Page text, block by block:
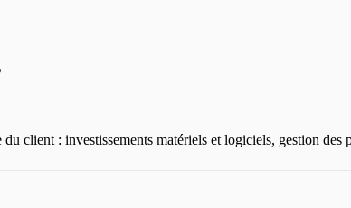
client : investissements matériels et logiciels, gestion des